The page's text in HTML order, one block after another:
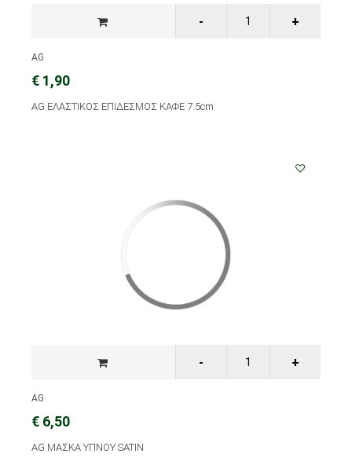
AG
€ 1,90
AG ΕΛΑΣΤΙΚΟΣ ΕΠΙΔΕΣΜΟΣ ΚΑΦΕ 7.5cm
AG
€ 6,50
AG ΜΑΣΚΑ ΥΠΝΟΥ SATIN